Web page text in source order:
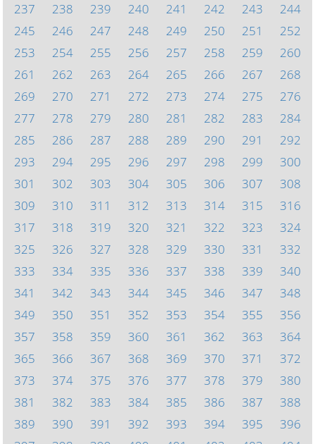
237
238 239 240 241 242 243
244
245
246 247 248 249 250 251
252
253
254 255 256 257 258 259
260
261
262 263 264 265 266 267
268
269
270 271 272 273 274 275
276
277
278 279 280 281 282 283
284
285
286 287 288 289 290 291
292
293
294 295 296 297 298 299
300
301
302 303 304 305 306 307
308
309
310 311 312 313 314 315
316
317
318 319 320 321 322 323
324
325
326 327 328 329 330 331
332
333
334 335 336 337 338 339
340
341
342 343 344 345 346 347
348
349
350 351 352 353 354 355
356
357
358 359 360 361 362 363
364
365
366 367 368 369 370 371
372
373
374 375 376 377 378 379
380
381
382 383 384 385 386 387
388
389
390 391 392 393 394 395
396